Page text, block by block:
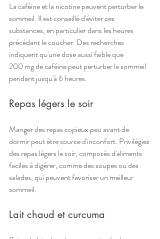
La caféine et la nicotine peuvent perturber le
sommeil. Il est conseillé d'éviter ces
substances, en particulier dans les heures
précédant le coucher. Des recherches
indiquent qu'une dose aussi faible que
200 mg de caféine peut perturber le sommeil
pendant jusqu'à 6 heures.
Repas légers le soir
Manger des repas copieux peu avant de
dormir peut être source d'inconfort. Privilégiez
des repas légers le soir, composés d'aliments
faciles à digérer, comme des soupes ou des
salades, qui peuvent favoriser un meilleur
sommeil.
Lait chaud et curcuma